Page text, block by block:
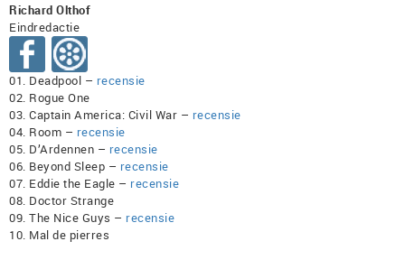
Richard Olthof
Eindredactie
01. Deadpool – recensie
02. Rogue One
03. Captain America: Civil War – recensie
04. Room – recensie
05. D’Ardennen – recensie
06. Beyond Sleep – recensie
07. Eddie the Eagle – recensie
08. Doctor Strange
09. The Nice Guys – recensie
10. Mal de pierres